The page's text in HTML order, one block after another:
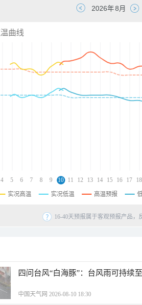
曲线
4 5 6 7 8 9 10 11 12 13 14 15 16 17 18
实况高温 实况低温 高温预报
16-40天预报属于客观预报产品
四问台风“白海豚”：台风雨可持续
中国天气网 2026-08-10 18:30